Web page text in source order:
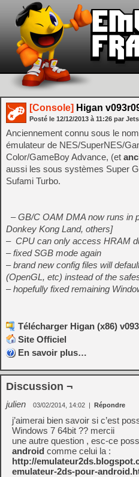
[Console] Higan
Posté le 12/12/2013 à 11:26 par Jets
Anciennement connu sous le nom
émulateur de NES/SuperNES/
Color/GameBoy Advance, (et
aussi les sous systèmes Super
Sufami Turbo.
– GB/C OAM DMA now runs in
Donkey Kong Land, others]
– CPU can only access HRAM
– fixed SGB mode again
– brand new config files will
(OpenGL, etc) instead of the
– hopefully fixed remaining
Télécharger Higan (x86)
Site Officiel
En savoir plus…
Discussion ¬
julien 03/02/2014, 14:02 | Répondre
j’aimerai bien savoir si c’est
Windows 7 64bit ?? mercii
une autre question , esc-ce
android comme celui la :
http://
emulateur-2ds-pour-